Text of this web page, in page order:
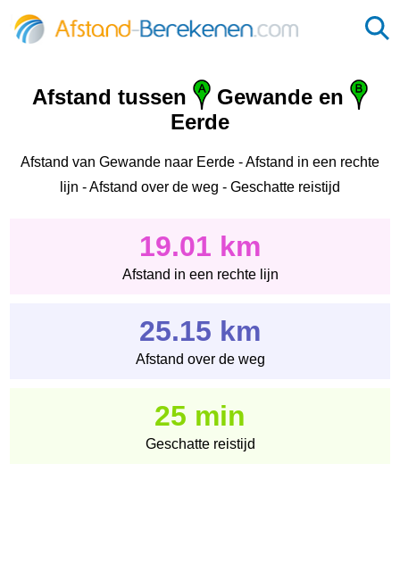
Afstand tussen
Gewande en
Eerde
Afstand van Gewande naar Eerde - Afstand in een rechte
lijn - Afstand over de weg - Geschatte reistijd
19.01 km
Afstand in een rechte lijn
25.15 km
Afstand over de weg
25 min
Geschatte reistijd